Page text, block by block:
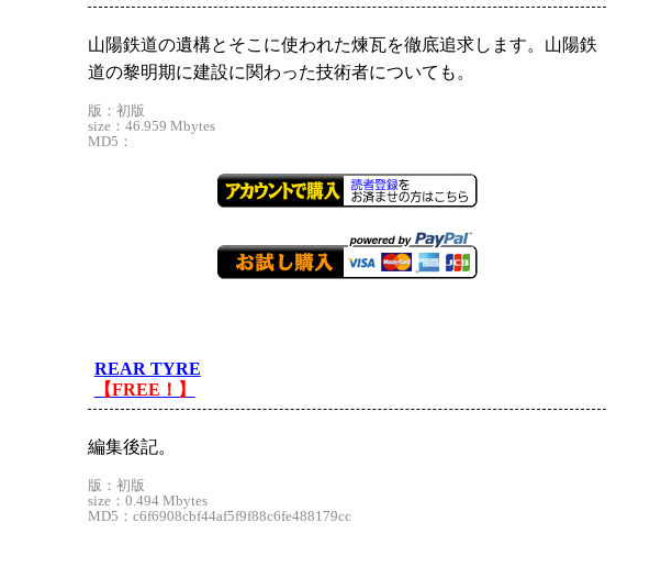
山陽鉄道の遺構とそこに使われた煉瓦を徹底追求します。山陽鉄
道の黎明期に建設に関わった技術者についても。
版：初版
size：46.959 Mbytes
MD5：
REAR TYRE
【FREE！】
編集後記。
版：初版
size：0.494 Mbytes
MD5：c6f6908cbf44af5f9f88c6fe488179cc